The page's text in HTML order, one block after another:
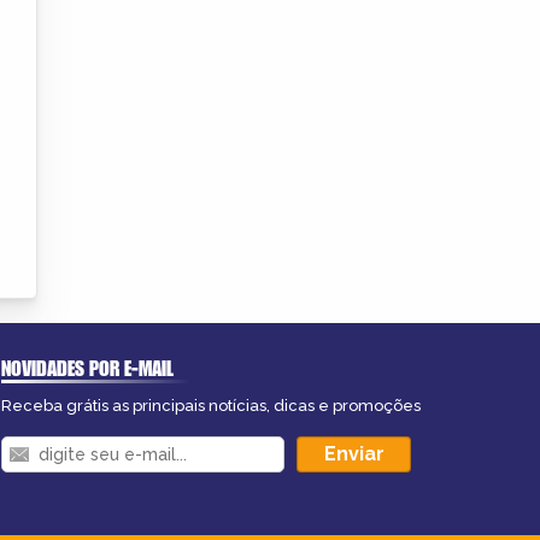
NOVIDADES POR E-MAIL
Receba grátis as principais notícias, dicas e promoções